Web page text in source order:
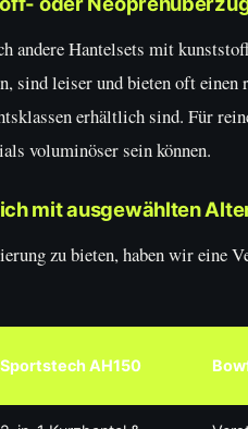
andere Hantelsets mit
sind leiser und bieten oft
erhältlich sind. Für
voluminöser sein können.
mit ausgewählten
zu bieten, haben wir eine
Sportstech AH150